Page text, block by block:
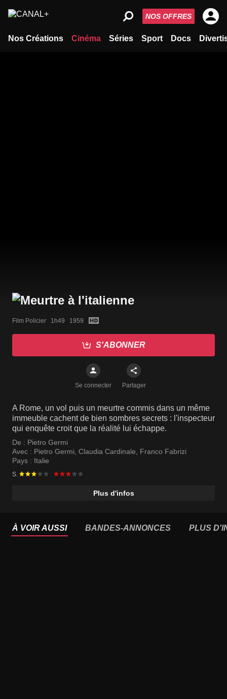
Nos Créations Cinéma Séries Sport Docs
NOS OFFRES
Film Policier   1h49   1959
S'ABONNER
Se connecter Partager
A Rome, un vol puis un meurtre commis dans un même
immeuble cachent de bien sombres secrets : l'inspecteur
qui enquête croit que la réalité lui échappe.
De : Pietro Germi
Avec : Pietro Germi, Claudia Cardinale, Franco Fabrizi
Pays : Italie
S.
Plus d'infos
À VOIR AUSSI BANDES-ANNONCES PLUS